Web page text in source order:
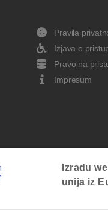
Pravila
Izjava o
Pravo na
Impresum
Izradu
unija iz